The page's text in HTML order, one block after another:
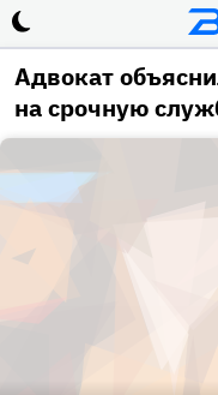
Адвокат
на срочную